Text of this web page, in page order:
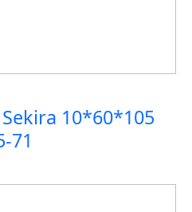
10*60*105
71